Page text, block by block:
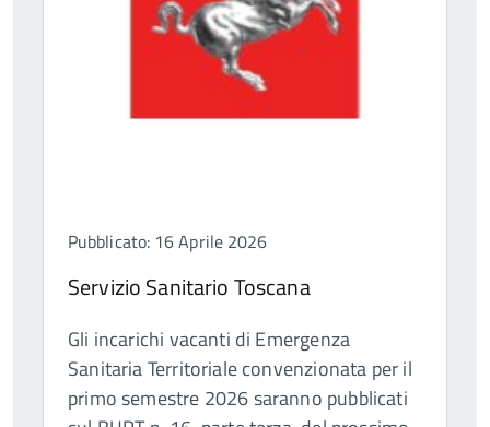
Pubblicato: 16 Aprile 2026
Servizio Sanitario Toscana
Gli incarichi vacanti di Emergenza
Sanitaria Territoriale convenzionata per il
primo semestre 2026 saranno pubblicati